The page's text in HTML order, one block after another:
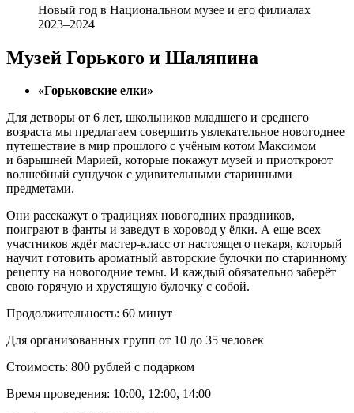
Новый год в Национальном музее и его филиалах
2023–2024
Музей Горького и Шаляпина
«Горьковские елки»
Для детворы от 6 лет, школьников младшего и среднего
возраста мы предлагаем совершить увлекательное новогоднее
путешествие в мир прошлого с учёным котом Максимом
и барышней Марией, которые покажут музей и приоткроют
волшебный сундучок с удивительными старинными
предметами.
Они расскажут о традициях новогодних праздников,
поиграют в фанты и заведут в хоровод у ёлки. А еще всех
участников ждёт мастер-класс от настоящего пекаря, который
научит готовить ароматный авторские булочки по старинному
рецепту на новогодние темы. И каждый обязательно заберёт
свою горячую и хрустящую булочку с собой.
Продолжительность: 60 минут
Для организованных групп от 10 до 35 человек
Стоимость: 800 рублей с подарком
Время проведения: 10:00, 12:00, 14:00